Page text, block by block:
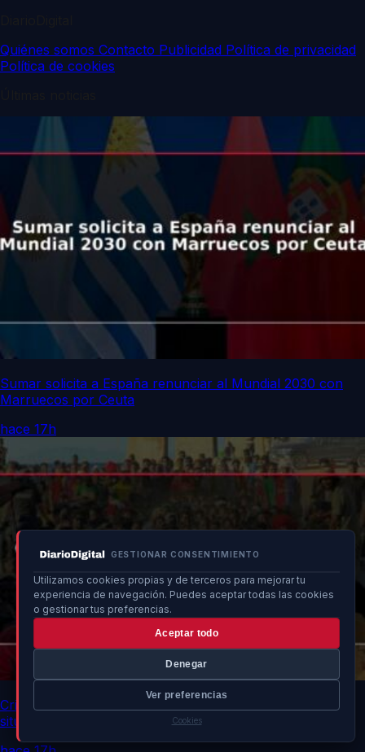
GESTIONAR CONSENTIMIENTO
Utilizamos cookies propias y de terceros para mejorar tu
experiencia de navegación. Puedes aceptar todas las cookies
o gestionar tus preferencias.
Aceptar todo
Denegar
Ver preferencias
Cookies
Quiénes somos Contacto Publicidad Política de privacidad
Política de cookies
Sumar solicita a España renunciar al Mundial 2030 con
Marruecos por Ceuta
hace 17h
Crisis migratoria en Ceuta y Melilla: desaparecidos y
situación política